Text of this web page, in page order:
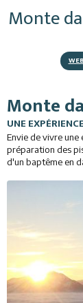
Monte
Skier
Services
Animations
Monte
UNE
Envie de vivre une
préparation des
d'un baptême en